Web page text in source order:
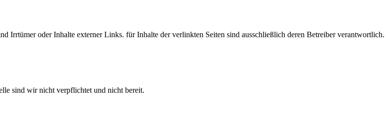
oder Inhalte externer Links. für Inhalte der verlinkten Seiten sind ausschließlich deren Betreiber verantwortlich.
sind wir nicht verpflichtet und nicht bereit.